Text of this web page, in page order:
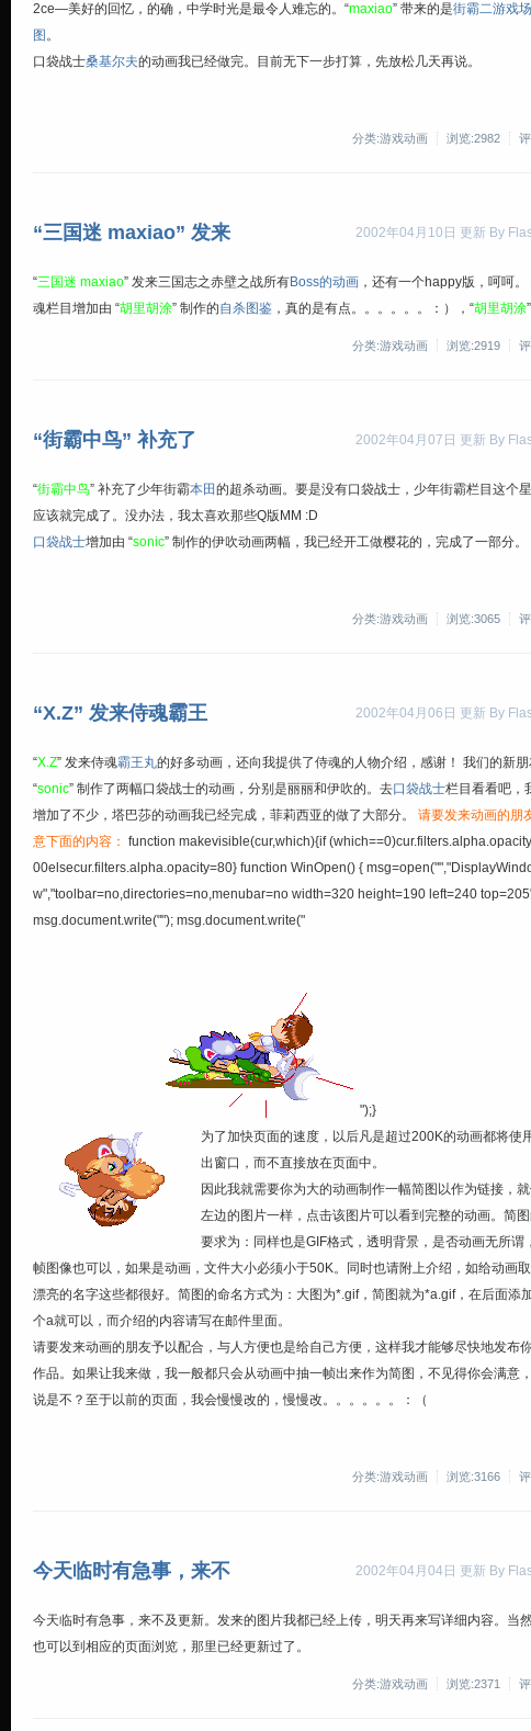
2ce—美好的回忆，的确，中学时光是最令人难忘的。“maxiao” 带来的是街霸二游戏
图 。
口袋战士桑基尔夫的动画我已经做完。目前无下一步打算，先放松几天再说。
分类:游戏动画 浏览:2982
2002年04月10日 更新 By
“三国迷 maxiao” 发来
“三国迷 maxiao” 发来三国志之赤壁之战所有Boss的动画 ，还有一个happy版，呵呵。
魂栏目增加由 “胡里胡涂” 制作的自杀图鉴 ，真的是有点。。。。。。：），“胡里胡涂”
分类:游戏动画 浏览:2919
2002年04月07日 更新 By
“街霸中鸟” 补充了
“街霸中鸟” 补充了少年街霸本田的超杀动画。要是没有口袋战士，少年街霸栏目这个
应该就完成了。没办法，我太喜欢那些Q版MM :D
口袋战士增加由 “sonic” 制作的伊吹动画两幅，我已经开工做樱花的，完成了一部分。
分类:游戏动画 浏览:3065
2002年04月06日 更新 By
“X.Z” 发来侍魂霸王
“X.Z” 发来侍魂霸王丸的好多动画，还向我提供了侍魂的人物介绍，感谢！ 我们的新
“sonic” 制作了两幅口袋战士的动画，分别是丽丽和伊吹的。去口袋战士栏目看看吧，
增加了不少，塔巴莎的动画我已经完成，菲莉西亚的做了大部分。 请要发来动画的朋
意下面的内容： function makevisible(cur,which){if
00elsecur.filters.alpha.opacity=80} function WinOpen() {
w","toolbar=no,directories=no,menubar=no width=320 height=190 left=240
msg.document.write(""); msg.document.write("
");}
为了加快页面的速度，以后凡是超过200K的动画都将使
出窗口，而不直接放在页面中。
因此我就需要你为大的动画制作一幅简图以作为链接，
左边的图片一样，点击该图片可以看到完整的动画。简
要求为：同样也是GIF格式，透明背景，是否动画无所谓
帧图像也可以，如果是动画，文件大小必须小于50K。同时也请附上介绍，如给动画
漂亮的名字这些都很好。简图的命名方式为：大图为*.gif，简图就为*a.gif，在后面添
个a就可以，而介绍的内容请写在邮件里面。
请要发来动画的朋友予以配合，与人方便也是给自己方便，这样我才能够尽快地发布
作品。如果让我来做，我一般都只会从动画中抽一帧出来作为简图，不见得你会满意
说是不？至于以前的页面，我会慢慢改的，慢慢改。。。。。。：（
分类:游戏动画 浏览:3166
2002年04月04日 更新 By
今天临时有急事，来不
今天临时有急事，来不及更新。发来的图片我都已经上传，明天再来写详细内容。当
也可以到相应的页面浏览，那里已经更新过了。
分类:游戏动画 浏览:2371